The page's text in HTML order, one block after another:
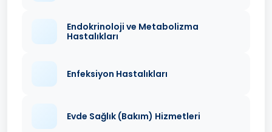
Endokrinoloji ve Metabolizma
Hastalıkları
Enfeksiyon Hastalıkları
Evde Sağlık (Bakım) Hizmetleri